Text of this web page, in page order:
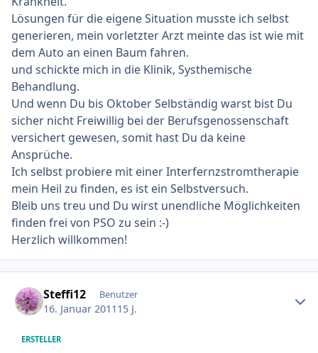
Lösungen für die eigene Situation musste ich selbst
generieren, mein vorletzter Arzt meinte das ist wie mit
dem Auto an einen Baum fahren.
und schickte mich in die Klinik, Systhemische
Behandlung.
Und wenn Du bis Oktober Selbständig warst bist Du
sicher nicht Freiwillig bei der Berufsgenossenschaft
versichert gewesen, somit hast Du da keine
Ansprüche.
Ich selbst probiere mit einer Interfernzstromtherapie
mein Heil zu finden, es ist ein Selbstversuch.
Bleib uns treu und Du wirst unendliche Möglichkeiten
finden frei von PSO zu sein :-)
Herzlich willkommen!
Steffi12 Benutzer
16. Januar 2011 15 J.
ERSTELLER